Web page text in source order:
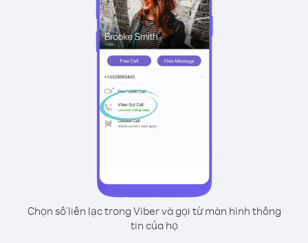
Chọn số liên lạc trong Viber và gọi từ màn hình thông
tin của họ